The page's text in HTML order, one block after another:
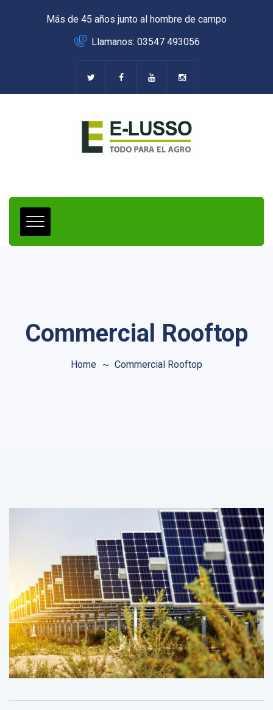
Más de 45 años junto al hombre de campo
Llamanos: 03547 493056
Commercial Rooftop
Home Commercial Rooftop